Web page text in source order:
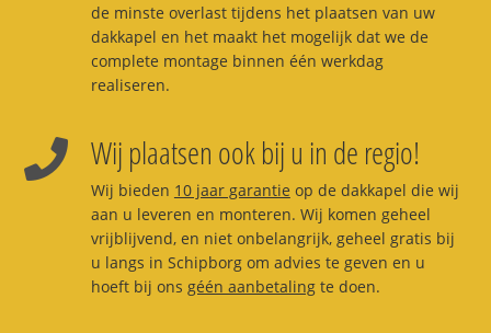
de minste overlast tijdens het plaatsen van uw
dakkapel en het maakt het mogelijk dat we de
complete montage binnen één werkdag
realiseren.
Wij plaatsen ook bij u in de regio!
Wij bieden 10 jaar garantie op de dakkapel die wij
aan u leveren en monteren. Wij komen geheel
vrijblijvend, en niet onbelangrijk, geheel gratis bij
u langs in Schipborg om advies te geven en u
hoeft bij ons géén aanbetalingte doen.